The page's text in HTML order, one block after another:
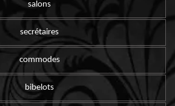
salons
secrétaires
commodes
bibelots